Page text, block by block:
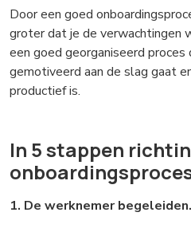
Door een goed
groter dat je de verwachtingen
een goed georganiseerd
gemotiveerd aan de slag gaat
productief is.
In 5 stappen
1. De werknemer begeleiden.